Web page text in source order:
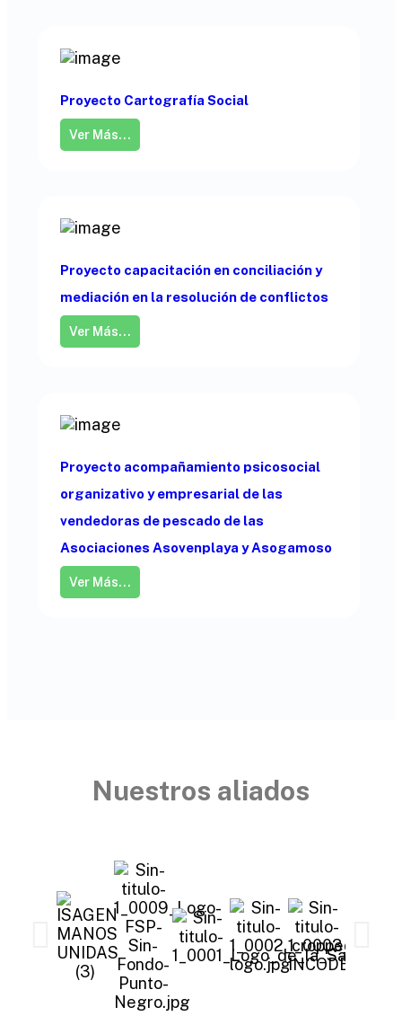
Proyecto Cartografía Social
Ver Más...
Proyecto capacitación en conciliación y
mediación en la resolución de conflictos
Ver Más...
Proyecto acompañamiento psicosocial
organizativo y empresarial de las
vendedoras de pescado de las
Asociaciones Asovenplaya y Asogamoso
Ver Más...
Nuestros aliados